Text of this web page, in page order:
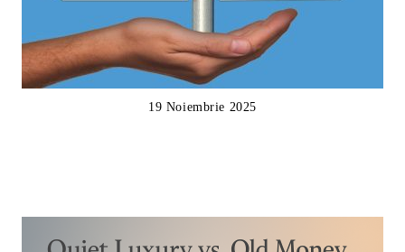
19 Noiembrie 2025